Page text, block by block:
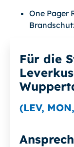
One Pager
Für die
(LEV,